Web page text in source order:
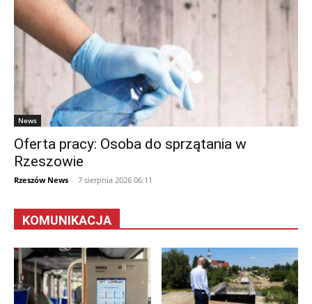
News
Oferta pracy: Osoba do sprzątania w
Rzeszowie
Rzeszów News - 7 sierpnia 2026 06:11
KOMUNIKACJA